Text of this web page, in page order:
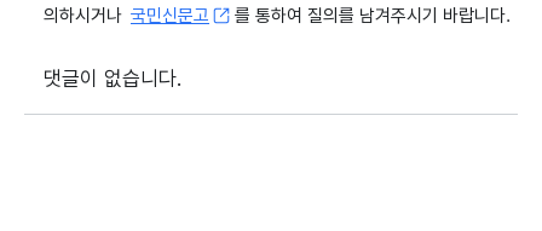
의하시거나 국민신문고 를 통하여 질의를 남겨주시기 바랍니다.
댓글이 없습니다.